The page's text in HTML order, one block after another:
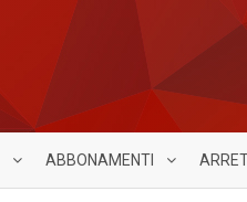
ABBONAMENTI